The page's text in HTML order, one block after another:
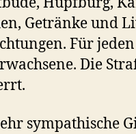
Getränke und
Für
Die
sympathische